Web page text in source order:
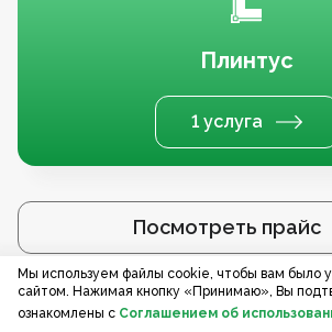
Плинтус
1 услуга
Посмотреть прайс
Услуги по регионам
Мы используем файлы cookie, чтобы вам было
сайтом. Нажимая кнопку «Принимаю», Вы
ознакомлены с Соглашением об